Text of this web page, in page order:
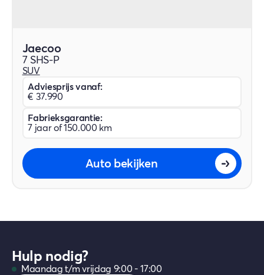
Jaecoo
7 SHS-P
SUV
Adviesprijs vanaf:
€ 37.990
Fabrieksgarantie:
7 jaar of 150.000 km
Auto bekijken
Hulp nodig?
Maandag t/m vrijdag 9:00 - 17:00